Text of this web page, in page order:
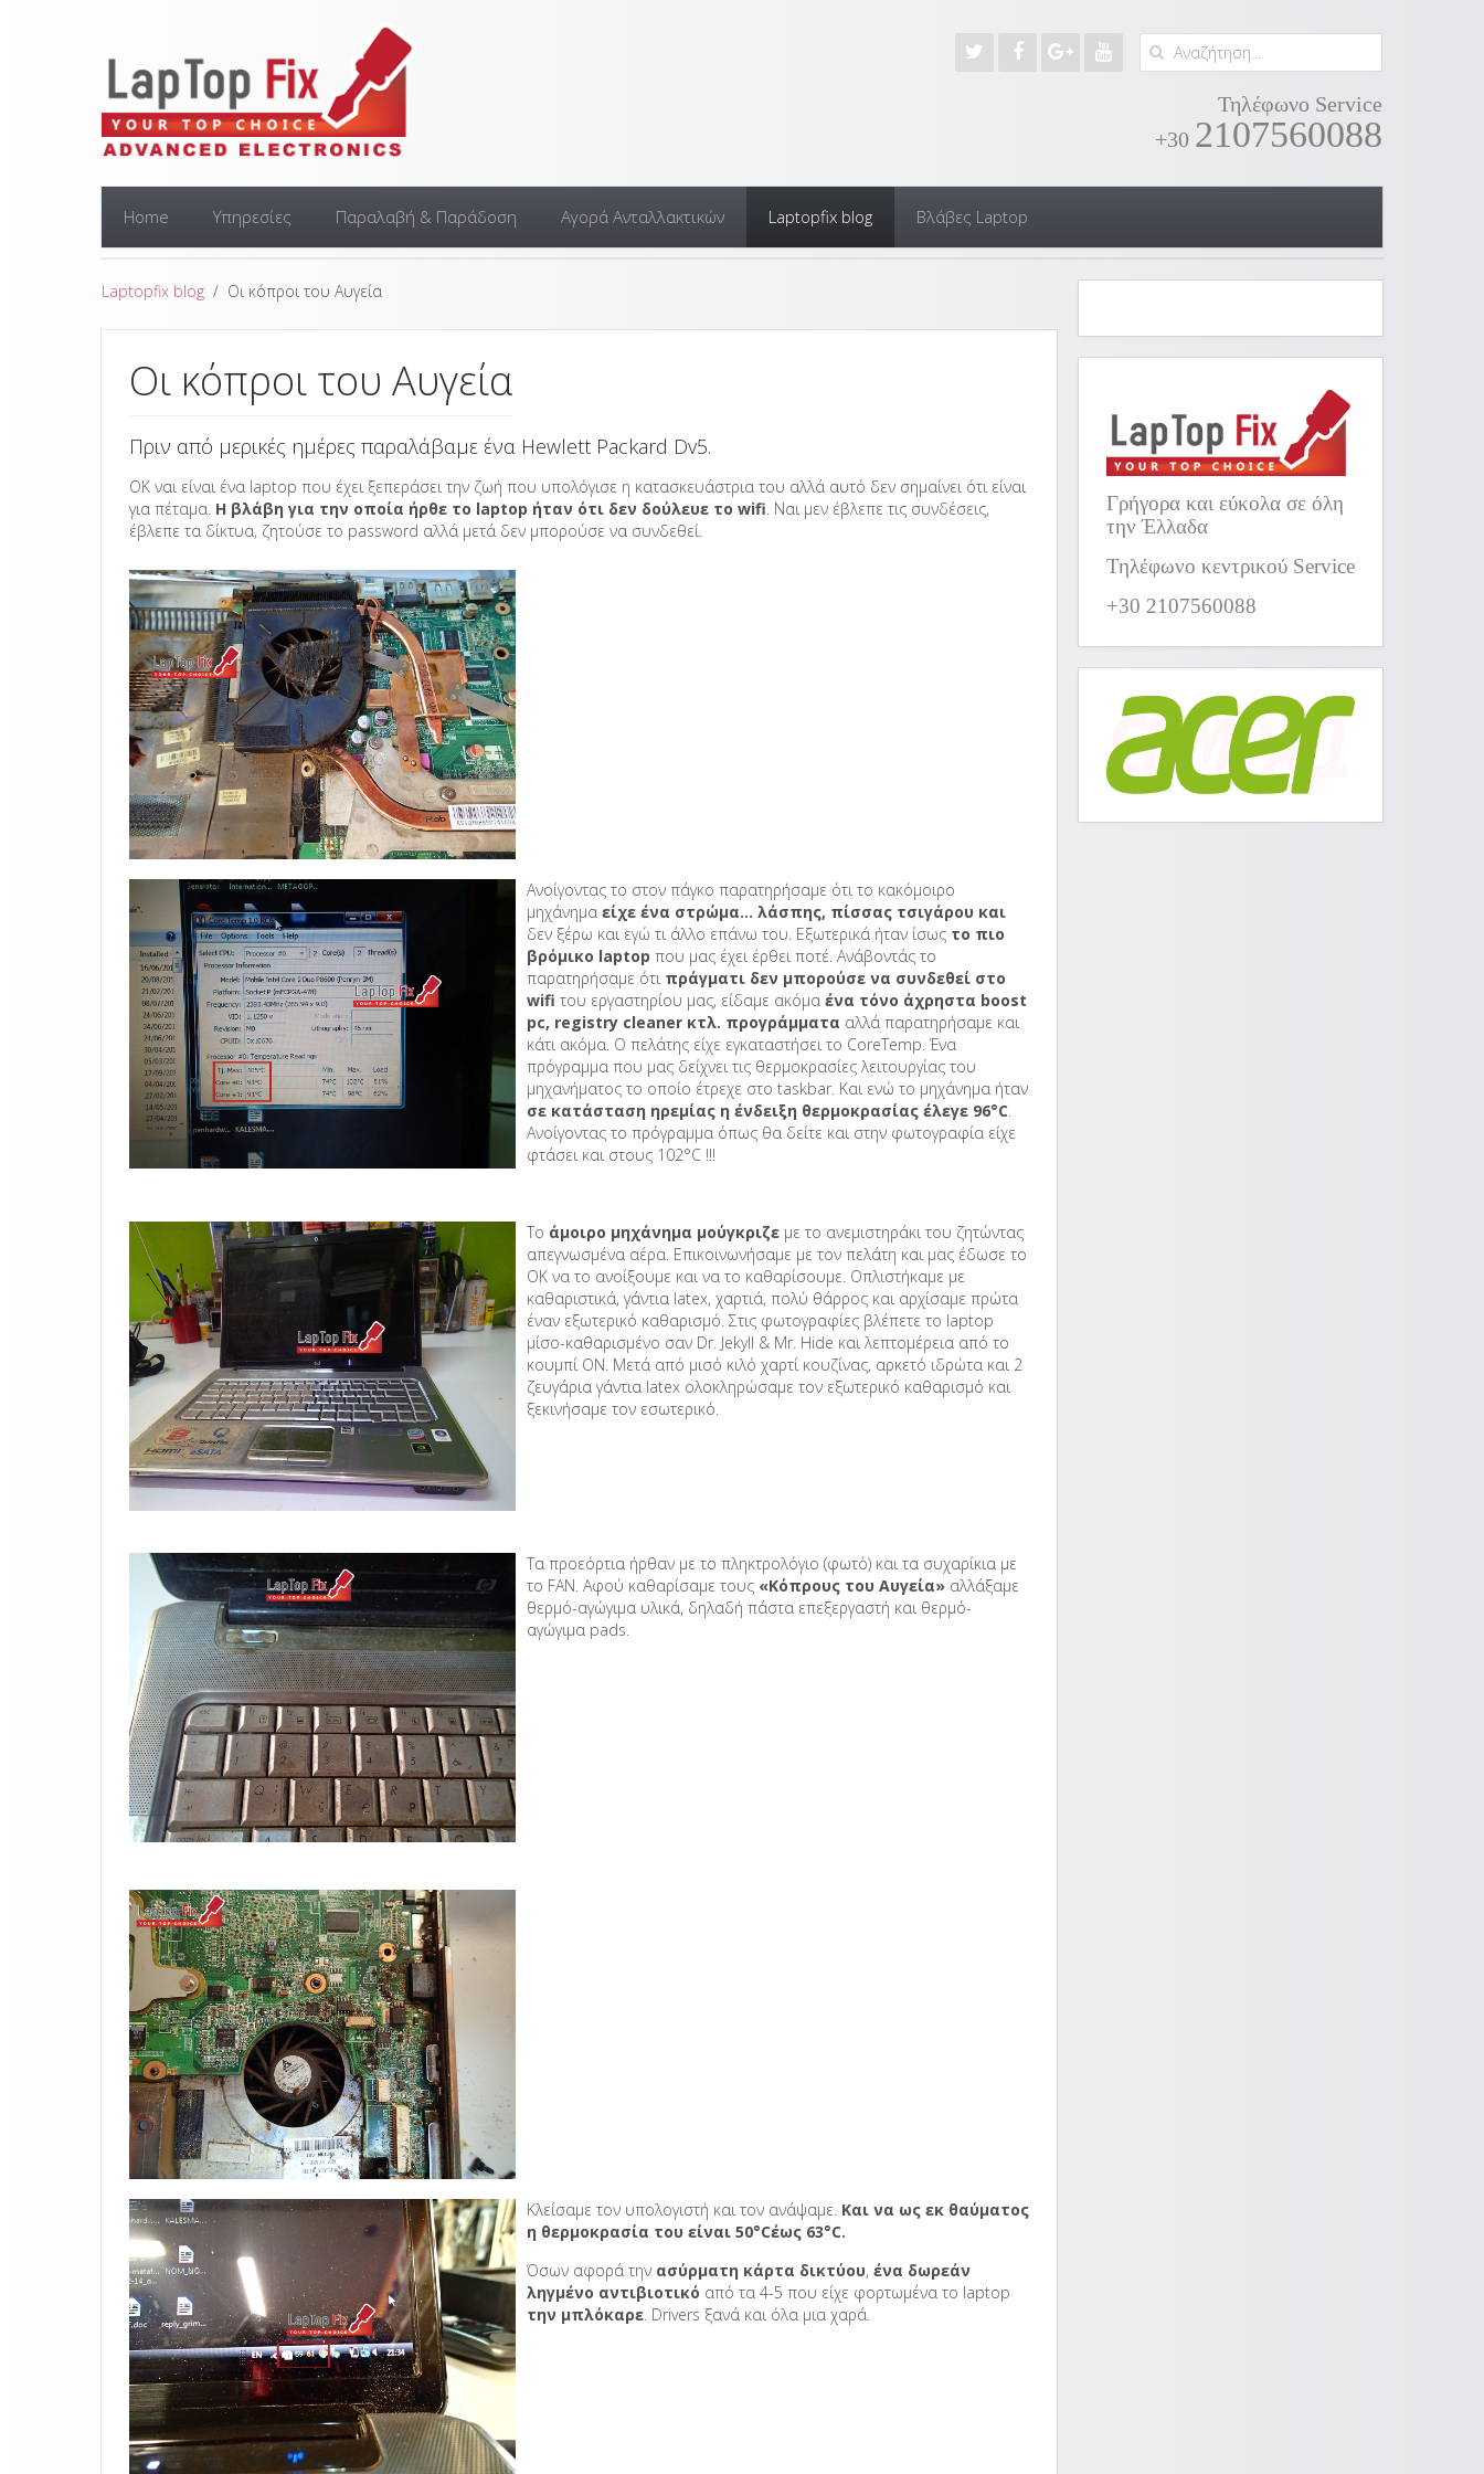
Τηλέφωνο Service
+30 2107560088
Home Υπηρεσίες Παραλαβή & Παράδοση Αγορά Ανταλλακτικών Laptopfix blog Βλάβες Laptop
Laptopfix blog Οι κόπροι του Αυγεία
Οι κόπροι του Αυγεία
Πριν από μερικές ημέρες παραλάβαμε ένα Hewlett Packard Dv5.
ΟΚ ναι είναι ένα laptop που έχει ξεπεράσει την ζωή που υπολόγισε η κατασκευάστρια του αλλά αυτό δεν σημαίνει ότι είναι
για πέταμα. Η βλάβη για την οποία ήρθε το laptop ήταν ότι δεν δούλευε το wifi. Ναι μεν έβλεπε τις συνδέσεις,
έβλεπε τα δίκτυα, ζητούσε το password αλλά μετά δεν μπορούσε να συνδεθεί.
Ανοίγοντας το στον πάγκο παρατηρήσαμε ότι το κακόμοιρο
μηχάνημα είχε ένα στρώμα… λάσπης, πίσσας τσιγάρου και
δεν ξέρω και εγώ τι άλλο επάνω του. Εξωτερικά ήταν ίσως το πιο
βρόμικο laptop που μας έχει έρθει ποτέ. Ανάβοντάς το
παρατηρήσαμε ότι πράγματι δεν μπορούσε να συνδεθεί στο
wifi του εργαστηρίου μας, είδαμε ακόμα ένα τόνο άχρηστα boost
pc, registry cleaner κτλ. προγράμματα αλλά παρατηρήσαμε και
κάτι ακόμα. Ο πελάτης είχε εγκαταστήσει το CoreTemp. Ένα
πρόγραμμα που μας δείχνει τις θερμοκρασίες λειτουργίας του
μηχανήματος το οποίο έτρεχε στο taskbar. Και ενώ το μηχάνημα ήταν
σε κατάσταση ηρεμίας η ένδειξη θερμοκρασίας έλεγε 96°C.
Ανοίγοντας το πρόγραμμα όπως θα δείτε και στην φωτογραφία είχε
φτάσει και στους 102°C !!!
Το άμοιρο μηχάνημα μούγκριζε με το ανεμιστηράκι του ζητώντας
απεγνωσμένα αέρα. Επικοινωνήσαμε με τον πελάτη και μας έδωσε το
ΟΚ να το ανοίξουμε και να το καθαρίσουμε. Οπλιστήκαμε με
καθαριστικά, γάντια latex, χαρτιά, πολύ θάρρος και αρχίσαμε πρώτα
έναν εξωτερικό καθαρισμό. Στις φωτογραφίες βλέπετε το laptop
μίσο-καθαρισμένο σαν Dr. Jekyll & Mr. Hide και λεπτομέρεια από το
κουμπί ON. Μετά από μισό κιλό χαρτί κουζίνας, αρκετό ιδρώτα και 2
ζευγάρια γάντια latex ολοκληρώσαμε τον εξωτερικό καθαρισμό και
ξεκινήσαμε τον εσωτερικό.
Τα προεόρτια ήρθαν με το πληκτρολόγιο (φωτό) και τα συχαρίκια με
το FAN. Αφού καθαρίσαμε τους «Κόπρους του Αυγεία» αλλάξαμε
θερμό-αγώγιμα υλικά, δηλαδή πάστα επεξεργαστή και θερμό-
αγώγιμα pads.
Κλείσαμε τον υπολογιστή και τον ανάψαμε. Και να ως εκ θαύματος
η θερμοκρασία του είναι 50°Cέως 63°C.
Όσων αφορά την ασύρματη κάρτα δικτύου, ένα δωρεάν
ληγμένο αντιβιοτικό από τα 4-5 που είχε φορτωμένα το laptop
την μπλόκαρε. Drivers ξανά και όλα μια χαρά.
Γρήγορα και εύκολα σε όλη
την Έλλαδα
Τηλέφωνο κεντρικού Service
+30 2107560088